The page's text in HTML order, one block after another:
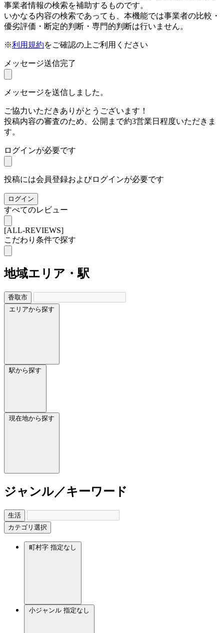
事業者情報の検索を補助するものです。
いかなる内容の検索であっても、本機能では事業者の比較・
優劣評価・断定的判断・専門的判断は行いません。
※利用規約をご確認の上ご利用ください
メッセージ送信完了
メッセージを送信しました。
ご協力いただきありがとうございます！
投稿内容の審査のため、公開まで約3営業日程度いただきま
す。
ログインが必要です
投稿には会員登録およびログインが必要です
ログイン
すべてのレビュー
[ALL-REVIEWS]
こだわり条件で探す
地域エリア・駅
香取市
エリアから探す
駅から探す
現在地から探す
ジャンル／キーワード
生活
カテゴリ選択
町村字 指定なし
小ジャンル 指定なし